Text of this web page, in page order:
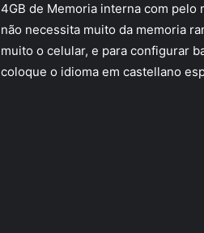
4GB de Memoria interna com pelo
não necessita muito da memoria
muito o celular, e para configurar
coloque o idioma em castellano